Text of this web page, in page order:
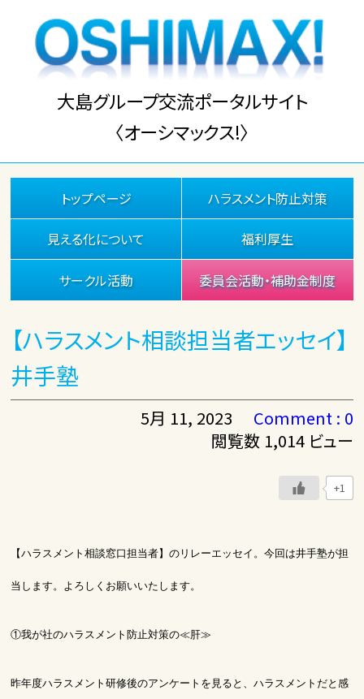
大島グループ交流ポータルサイト
〈オーシマックス!〉
トップページ ハラスメント防止対策
見える化について 福利厚生
サークル活動 委員会活動・補助金制度
【ハラスメント相談担当者エッセイ】
井手塾
5月 11, 2023
Comment : 0
閲覧数 1,014 ビュー
+1
【ハラスメント相談窓口担当者】のリレーエッセイ。今回は井手塾が担
当します。よろしくお願いいたします。
①我が社のハラスメント防止対策の≪肝≫
昨年度ハラスメント研修後のアンケートを見ると、ハラスメントだと感